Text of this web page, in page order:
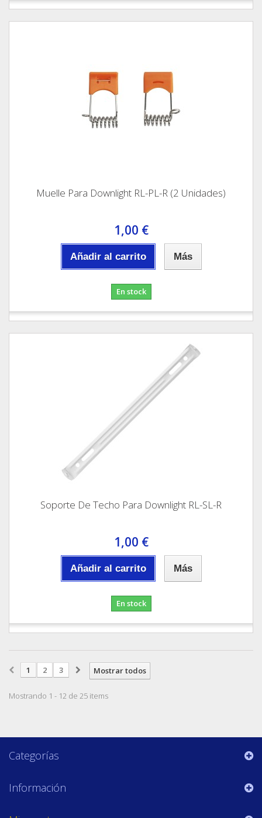
Muelle Para Downlight RL-PL-R (2 Unidades)
1,00 €
Añadir al carrito Más
En stock
Soporte De Techo Para Downlight RL-SL-R
1,00 €
Añadir al carrito Más
En stock
Mostrar todos
1 2 3
Mostrando 1 - 12 de 25 items
Categorías
Información